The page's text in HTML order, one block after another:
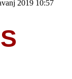
2019 10:57